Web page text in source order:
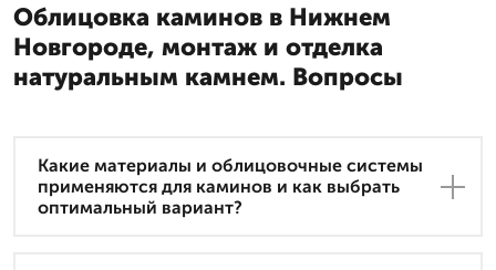
Облицовка каминов в Нижнем
Новгороде, монтаж и отделка
натуральным камнем. Вопросы
Какие материалы и облицовочные системы
применяются для каминов и как выбрать
оптимальный вариант?